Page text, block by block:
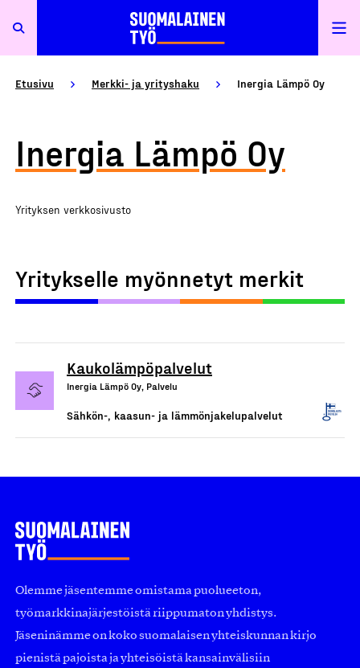
Etusivu Merkki- ja yrityshaku Inergia Lämpö Oy
Inergia Lämpö Oy
Yrityksen verkkosivusto
Yritykselle myönnetyt merkit
Kaukolämpöpalvelut
Inergia Lämpö Oy, Palvelu
Sähkön-, kaasun- ja lämmönjakelupalvelut
Olemme jäsentemme omistama puolueeton,
työmarkkinajärjestöistä riippumaton yhdistys.
Jäseninämme on koko suomalaisen yhteiskunnan kirjo
pienistä pajoista ja yhteisöistä kansainvälisiin